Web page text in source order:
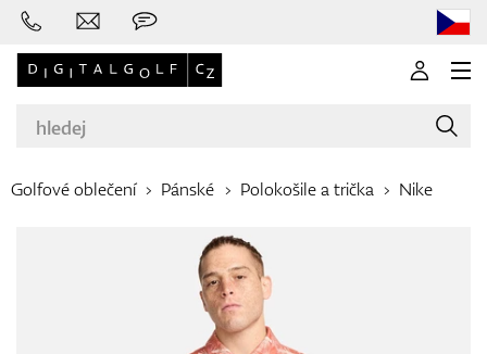
Značky
Golfové hole
Golfové oblečení Pánské Polokošile a trička Nike